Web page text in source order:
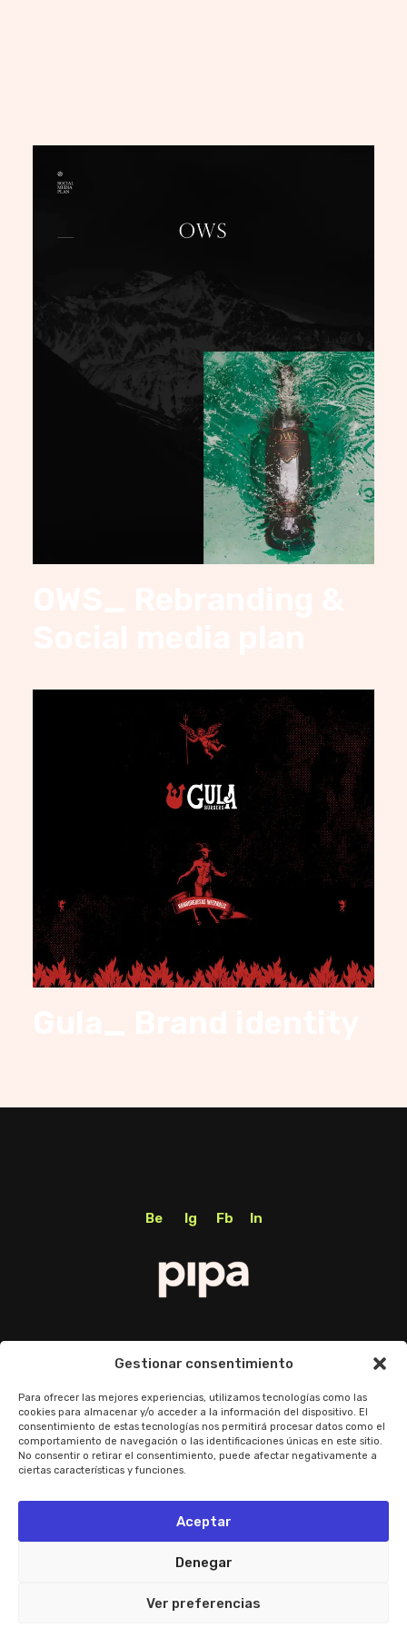
Gestionar consentimiento
Para ofrecer las mejores experiencias, utilizamos tecnologías como las
cookies para almacenar y/o acceder a la información del dispositivo. El
consentimiento de estas tecnologías nos permitirá procesar datos como el
comportamiento de navegación o las identificaciones únicas en este sitio.
No consentir o retirar el consentimiento, puede afectar negativamente a
ciertas características y funciones.
Aceptar
Denegar
Ver preferencias
Be Ig Fb In
Política de Privacidad
Política de cookies
Preguntas frecuentes